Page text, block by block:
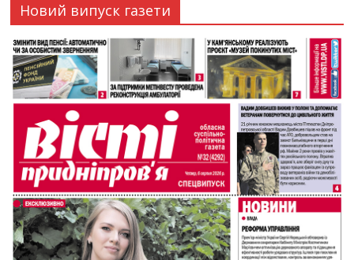
Новий випуск газети